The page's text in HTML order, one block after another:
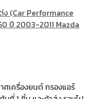
ง (Car Performance
ปี 2003-2011 Mazda
ศเครื่องยนต์ กรองแอร์